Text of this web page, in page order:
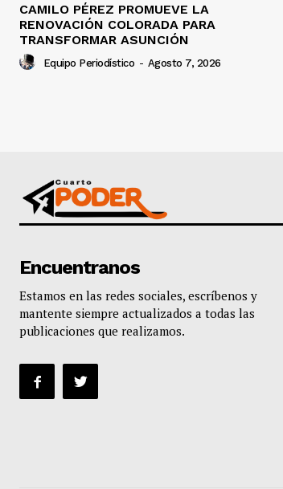
CAMILO PÉREZ PROMUEVE LA
RENOVACIÓN COLORADA PARA
TRANSFORMAR ASUNCIÓN
Equipo Periodístico - Agosto 7, 2026
Encuentranos
Estamos en las redes sociales, escríbenos y
mantente siempre actualizados a todas las
publicaciones que realizamos.